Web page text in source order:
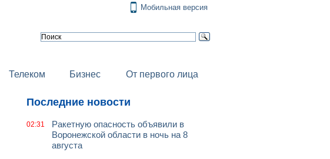
Мобильная версия
Телеком Бизнес От первого лица
Последние новости
02:31
Ракетную опасность объявили в
Воронежской области в ночь на 8
августа